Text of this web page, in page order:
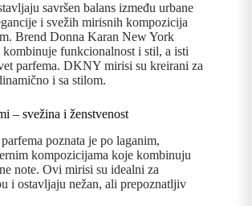
savršen balans između urbane
i svežih mirisnih kompozicija
Brend Donna Karan New York
kombinuje funkcionalnost i stil, a isti
parfema. DKNY mirisi su kreirani za
i sa stilom.
– svežina i ženstvenost
poznata je po laganim,
kompozicijama koje kombinuju
note. Ovi mirisi su idealni za
i ostavljaju nežan, ali prepoznatljiv